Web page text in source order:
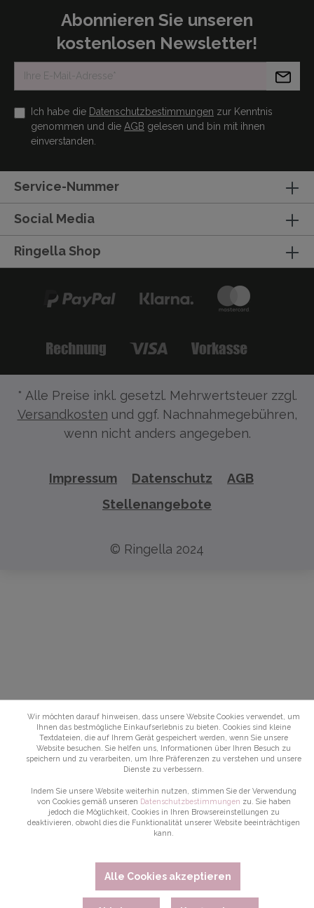
Abonnieren Sie unseren
kostenlosen Newsletter!
Ich habe die Datenschutzbestimmungen zur Kenntnis
genommen und die AGB gelesen und bin mit ihnen
einverstanden.
Service-Nummer
Social Media
Ringella Shop
* Alle Preise inkl. gesetzl. Mehrwertsteuer zzgl.
Versandkosten und ggf. Nachnahmegebühren,
wenn nicht anders angegeben.
Impressum Datenschutz
AGB
Stellenangebote
© Ringella 2024
Wir möchten darauf hinweisen, dass unsere Website Cookies verwendet, um
Ihnen das bestmögliche Einkaufserlebnis zu bieten. Cookies sind kleine
Textdateien, die auf Ihrem Gerät gespeichert werden, wenn Sie unsere
Website besuchen. Sie helfen uns, Informationen über Ihren Besuch zu
speichern und zu verarbeiten, um Ihre Präferenzen zu verstehen und unsere
Dienste zu verbessern.
Indem Sie unsere Website weiterhin nutzen, stimmen Sie der Verwendung
von Cookies gemäß unseren Datenschutzbestimmungen zu. Sie haben
jedoch die Möglichkeit, Cookies in Ihren Browsereinstellungen zu
deaktivieren, obwohl dies die Funktionalität unserer Website beeinträchtigen
kann.
Alle Cookies akzeptieren